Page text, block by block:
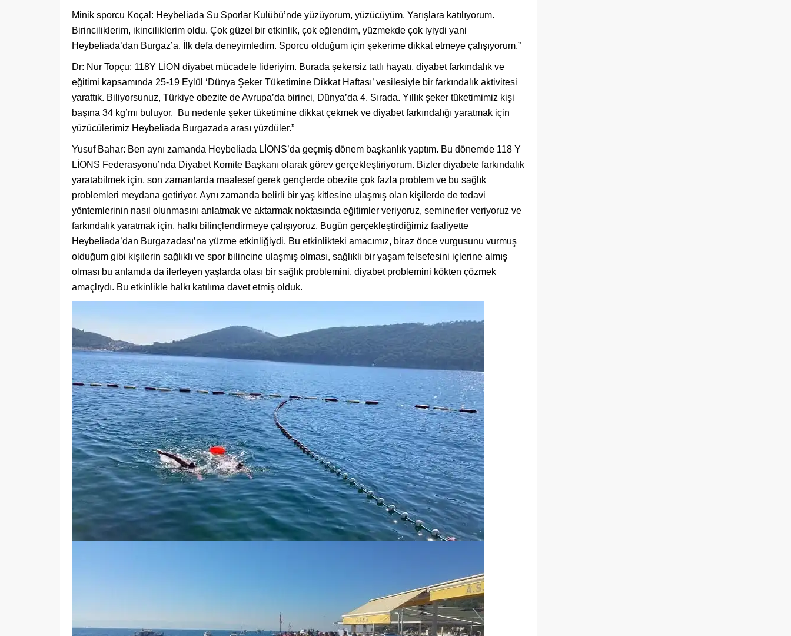
Minik sporcu Koçal: Heybeliada Su Sporlar Kulübü’nde yüzüyorum, yüzücüyüm. Yarışlara katılıyorum.
Birinciliklerim, ikinciliklerim oldu. Çok güzel bir etkinlik, çok eğlendim, yüzmekde çok iyiydi yani
Heybeliada’dan Burgaz’a. İlk defa deneyimledim. Sporcu olduğum için şekerime dikkat etmeye çalışıyorum.”
Dr: Nur Topçu: 118Y LİON diyabet mücadele lideriyim. Burada şekersiz tatlı hayatı, diyabet farkındalık ve
eğitimi kapsamında 25-19 Eylül ‘Dünya Şeker Tüketimine Dikkat Haftası’ vesilesiyle bir farkındalık aktivitesi
yarattık. Biliyorsunuz, Türkiye obezite de Avrupa’da birinci, Dünya’da 4. Sırada. Yıllık şeker tüketimimiz kişi
başına 34 kg’mı buluyor. Bu nedenle şeker tüketimine dikkat çekmek ve diyabet farkındalığı yaratmak için
yüzücülerimiz Heybeliada Burgazada arası yüzdüler.”
Yusuf Bahar: Ben aynı zamanda Heybeliada LİONS’da geçmiş dönem başkanlık yaptım. Bu dönemde 118 Y
LİONS Federasyonu’nda Diyabet Komite Başkanı olarak görev gerçekleştiriyorum. Bizler diyabete farkındalık
yaratabilmek için, son zamanlarda maalesef gerek gençlerde obezite çok fazla problem ve bu sağlık
problemleri meydana getiriyor. Aynı zamanda belirli bir yaş kitlesine ulaşmış olan kişilerde de tedavi
yöntemlerinin nasıl olunmasını anlatmak ve aktarmak noktasında eğitimler veriyoruz, seminerler veriyoruz ve
farkındalık yaratmak için, halkı bilinçlendirmeye çalışıyoruz. Bugün gerçekleştirdiğimiz faaliyette
Heybeliada’dan Burgazadası’na yüzme etkinliğiydi. Bu etkinlikteki amacımız, biraz önce vurgusunu vurmuş
olduğum gibi kişilerin sağlıklı ve spor bilincine ulaşmış olması, sağlıklı bir yaşam felsefesini içlerine almış
olması bu anlamda da ilerleyen yaşlarda olası bir sağlık problemini, diyabet problemini kökten çözmek
amaçlıydı. Bu etkinlikle halkı katılıma davet etmiş olduk.